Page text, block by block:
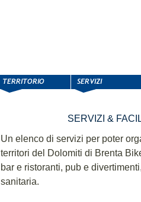
SERVIZI &
Un elenco di servizi per poter
territori del Dolomiti di Brenta
bar e ristoranti, pub e
sanitaria.